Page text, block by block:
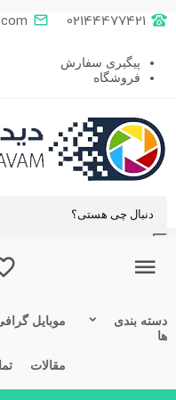
02144477421
پیگیری سفارش
فروشگاه
بندی
موبایل گرافی
مقالات تماس